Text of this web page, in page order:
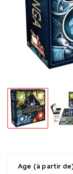
Age (à partir